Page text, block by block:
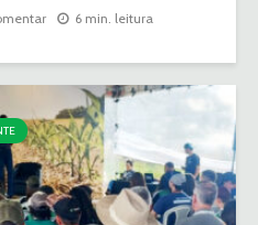
6 min. leitura